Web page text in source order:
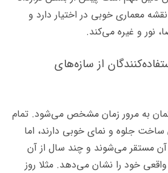
معماری خوبی در اختیار دارد و
نور و غیره می‌کند.
از سازه‌های
به مرور زمان مشخص می‌شود. تمام
جلوه و نمای خوبی دارند، اما
آن مستقر می‌شوند و چند سال از آن
خود را نشان می‌دهد. مثلا روز